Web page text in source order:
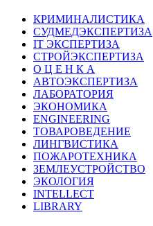
КРИМИНАЛИСТИКА
СУДМЕДЭКСПЕРТИЗА
IT ЭКСПЕРТИЗА
СТРОЙЭКСПЕРТИЗА
О Ц Е Н К А
АВТОЭКСПЕРТИЗА
ЛАБОРАТОРИЯ
ЭКОНОМИКА
ENGINEERING
ТОВАРОВЕДЕНИЕ
ЛИНГВИСТИКА
ПОЖАРОТЕХНИКА
ЗЕМЛЕУСТРОЙСТВО
ЭКОЛОГИЯ
INTELLECT
LIBRARY